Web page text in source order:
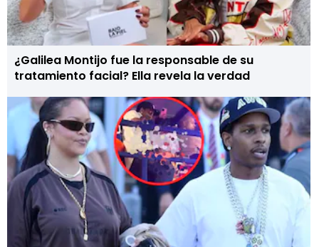
¿Galilea Montijo fue la responsable de su
tratamiento facial? Ella revela la verdad